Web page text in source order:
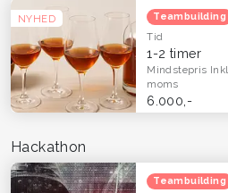
NYHED Teambuilding
Tid
1-2 timer
Mindstepris Inkl.
moms
6.000,-
Hackathon
Teambuilding